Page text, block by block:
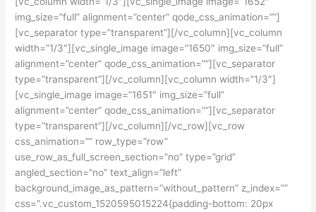
img_size=”full” alignment=”center” qode_css_animation=””]
[vc_separator type=”transparent”][/vc_column][vc_column
width=”1/3″][vc_single_image image=”1650″ img_size=”full”
alignment=”center” qode_css_animation=””][vc_separator
type=”transparent”][/vc_column][vc_column width=”1/3″]
[vc_single_image image=”1651″ img_size=”full”
alignment=”center” qode_css_animation=””][vc_separator
type=”transparent”][/vc_column][/vc_row][vc_row
css_animation=”” row_type=”row”
use_row_as_full_screen_section=”no” type=”grid”
angled_section=”no” text_align=”left”
background_image_as_pattern=”without_pattern” z_index=””
css=”.vc_custom_1520595015224{padding-bottom: 20px